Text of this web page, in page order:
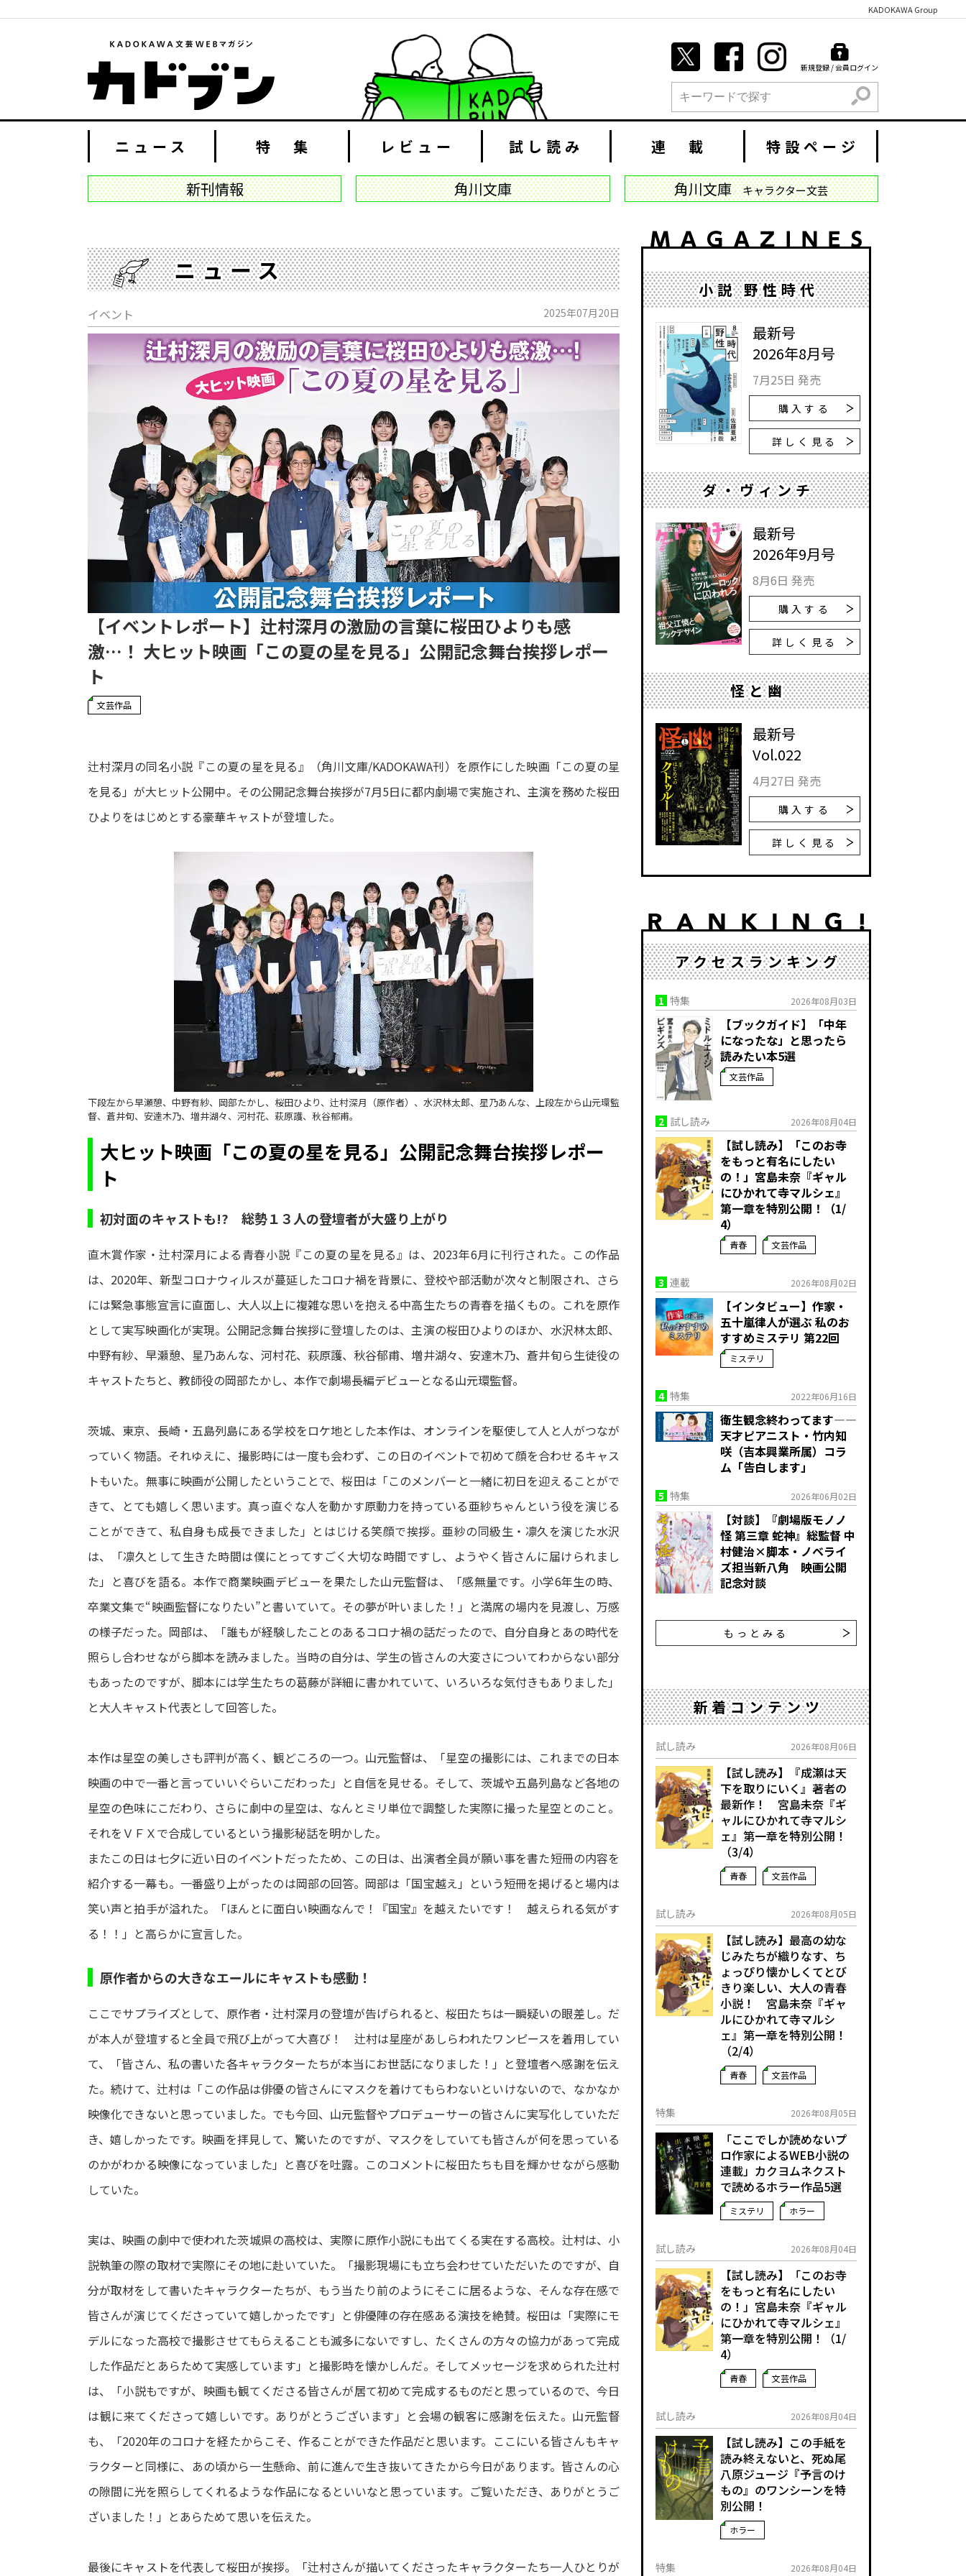
KADOKAWA Group
新規登録 / 会員ログイン
検索
ニュース 特 集 レビュー 試し読み 連 載 特設ページ
新刊情報 角川文庫 角川文庫 キャラクター文芸
ニュース
イベント 2025年07月20日
【イベントレポート】辻村深月の激励の言葉に桜田ひよりも感
激…！ 大ヒット映画「この夏の星を見る」公開記念舞台挨拶レポー
ト
文芸作品
辻村深月の同名小説『この夏の星を見る』（角川文庫/KADOKAWA刊）を原作にした映画「この夏の星
を見る」が大ヒット公開中。その公開記念舞台挨拶が7月5日に都内劇場で実施され、主演を務めた桜田
ひよりをはじめとする豪華キャストが登壇した。
下段左から早瀬憩、中野有紗、岡部たかし、桜田ひより、辻村深月（原作者）、水沢林太郎、星乃あんな、上段左から山元環監
督、蒼井旬、安達木乃、増井湖々、河村花、萩原護、秋谷郁甫。
大ヒット映画「この夏の星を見る」公開記念舞台挨拶レポー
ト
初対面のキャストも!? 総勢１３人の登壇者が大盛り上がり
直木賞作家・辻村深月による青春小説『この夏の星を見る』は、2023年6月に刊行された。この作品
は、2020年、新型コロナウィルスが蔓延したコロナ禍を背景に、登校や部活動が次々と制限され、さら
には緊急事態宣言に直面し、大人以上に複雑な思いを抱える中高生たちの青春を描くもの。これを原作
として実写映画化が実現。公開記念舞台挨拶に登壇したのは、主演の桜田ひよりのほか、水沢林太郎、
中野有紗、早瀬憩、星乃あんな、河村花、萩原護、秋谷郁甫、増井湖々、安達木乃、蒼井旬ら生徒役の
キャストたちと、教師役の岡部たかし、本作で劇場長編デビューとなる山元環監督。
茨城、東京、長崎・五島列島にある学校をロケ地とした本作は、オンラインを駆使して人と人がつなが
っていく物語。それゆえに、撮影時には一度も会わず、この日のイベントで初めて顔を合わせるキャス
トもいた。無事に映画が公開したということで、桜田は「このメンバーと一緒に初日を迎えることがで
きて、とても嬉しく思います。真っ直ぐな人を動かす原動力を持っている亜紗ちゃんという役を演じる
ことができて、私自身も成長できました」とはじける笑顔で挨拶。亜紗の同級生・凛久を演じた水沢
は、「凛久として生きた時間は僕にとってすごく大切な時間ですし、ようやく皆さんに届けられまし
た」と喜びを語る。本作で商業映画デビューを果たした山元監督は、「感無量です。小学6年生の時、
卒業文集で“映画監督になりたい”と書いていて。その夢が叶いました！」と満席の場内を見渡し、万感
の様子だった。岡部は、「誰もが経験したことのあるコロナ禍の話だったので、自分自身とあの時代を
照らし合わせながら脚本を読みました。当時の自分は、学生の皆さんの大変さについてわからない部分
もあったのですが、脚本には学生たちの葛藤が詳細に書かれていて、いろいろな気付きもありました」
と大人キャスト代表として回答した。
本作は星空の美しさも評判が高く、観どころの一つ。山元監督は、「星空の撮影には、これまでの日本
映画の中で一番と言っていいぐらいこだわった」と自信を見せる。そして、茨城や五島列島など各地の
星空の色味にこだわり、さらに劇中の星空は、なんとミリ単位で調整した実際に撮った星空とのこと。
それをＶＦＸで合成しているという撮影秘話を明かした。
またこの日は七夕に近い日のイベントだったため、この日は、出演者全員が願い事を書た短冊の内容を
紹介する一幕も。一番盛り上がったのは岡部の回答。岡部は「国宝越え」という短冊を掲げると場内は
笑い声と拍手が溢れた。「ほんとに面白い映画なんで！『国宝』を越えたいです！ 越えられる気がす
る！！」と高らかに宣言した。
原作者からの大きなエールにキャストも感動！
ここでサプライズとして、原作者・辻村深月の登壇が告げられると、桜田たちは一瞬疑いの眼差し。だ
が本人が登壇すると全員で飛び上がって大喜び！ 辻村は星座があしらわれたワンピースを着用してい
て、「皆さん、私の書いた各キャラクターたちが本当にお世話になりました！」と登壇者へ感謝を伝え
た。続けて、辻村は「この作品は俳優の皆さんにマスクを着けてもらわないといけないので、なかなか
映像化できないと思っていました。でも今回、山元監督やプロデューサーの皆さんに実写化していただ
き、嬉しかったです。映画を拝見して、驚いたのですが、マスクをしていても皆さんが何を思っている
のかがわかる映像になっていました」と喜びを吐露。このコメントに桜田たちも目を輝かせながら感動
していた。
実は、映画の劇中で使われた茨城県の高校は、実際に原作小説にも出てくる実在する高校。辻村は、小
説執筆の際の取材で実際にその地に赴いていた。「撮影現場にも立ち会わせていただいたのですが、自
分が取材をして書いたキャラクターたちが、もう当たり前のようにそこに居るような、そんな存在感で
皆さんが演じてくださっていて嬉しかったです」と俳優陣の存在感ある演技を絶賛。桜田は「実際にモ
デルになった高校で撮影させてもらえることも滅多にないですし、たくさんの方々の協力があって完成
した作品だとあらためて実感しています」と撮影時を懐かしんだ。そしてメッセージを求められた辻村
は、「小説もですが、映画も観てくださる皆さんが居て初めて完成するものだと思っているので、今日
は観に来てくださって嬉しいです。ありがとうございます」と会場の観客に感謝を伝えた。山元監督
も、「2020年のコロナを経たからこそ、作ることができた作品だと思います。ここにいる皆さんもキャ
ラクターと同様に、あの頃から一生懸命、前に進んで生き抜いてきたから今日があります。皆さんの心
の隙間に光を照らしてくれるような作品になるといいなと思っています。ご覧いただき、ありがとうご
ざいました！」とあらためて思いを伝えた。
最後にキャストを代表して桜田が挨拶。「辻村さんが描いてくださったキャラクターたち一人ひとりが
小説 野性時代
最新号
2026年8月号
7月25日 発売
購入する
詳しく見る
ダ・ヴィンチ
最新号
2026年9月号
8月6日 発売
購入する
詳しく見る
怪と幽
最新号
Vol.022
4月27日 発売
購入する
詳しく見る
アクセスランキング
1 特集 2026年08月03日
【ブックガイド】「中年
になったな」と思ったら
読みたい本5選
文芸作品
2 試し読み 2026年08月04日
【試し読み】「このお寺
をもっと有名にしたい
の！」宮島未奈『ギャル
にひかれて寺マルシェ』
第一章を特別公開！（1/
4）
青春 文芸作品
3 連載 2026年08月02日
【インタビュー】作家・
五十嵐律人が選ぶ 私のお
すすめミステリ 第22回
ミステリ
4 特集 2022年06月16日
衛生観念終わってます—―
天才ピアニスト・竹内知
咲（吉本興業所属）コラ
ム「告白します」
5 特集 2026年06月02日
【対談】『劇場版モノノ
怪 第三章 蛇神』総監督 中
村健治×脚本・ノベライ
ズ担当新八角 映画公開
記念対談
もっとみる
新着コンテンツ
試し読み 2026年08月06日
【試し読み】『成瀬は天
下を取りにいく』著者の
最新作！ 宮島未奈『ギ
ャルにひかれて寺マルシ
ェ』第一章を特別公開！
（3/4）
青春 文芸作品
試し読み 2026年08月05日
【試し読み】最高の幼な
じみたちが織りなす、ち
ょっぴり懐かしくてとび
きり楽しい、大人の青春
小説！ 宮島未奈『ギャ
ルにひかれて寺マルシ
ェ』第一章を特別公開！
（2/4）
青春 文芸作品
特集 2026年08月05日
「ここでしか読めないプ
ロ作家によるWEB小説の
連載」――カクヨムネクスト
で読めるホラー作品5選
ミステリ ホラー
試し読み 2026年08月04日
【試し読み】「このお寺
をもっと有名にしたい
の！」宮島未奈『ギャル
にひかれて寺マルシェ』
第一章を特別公開！（1/
4）
青春 文芸作品
試し読み 2026年08月04日
【試し読み】この手紙を
読み終えないと、死ぬ――尾
八原ジュージ『予言のけ
もの』のワンシーンを特
別公開！
ホラー
特集 2026年08月04日